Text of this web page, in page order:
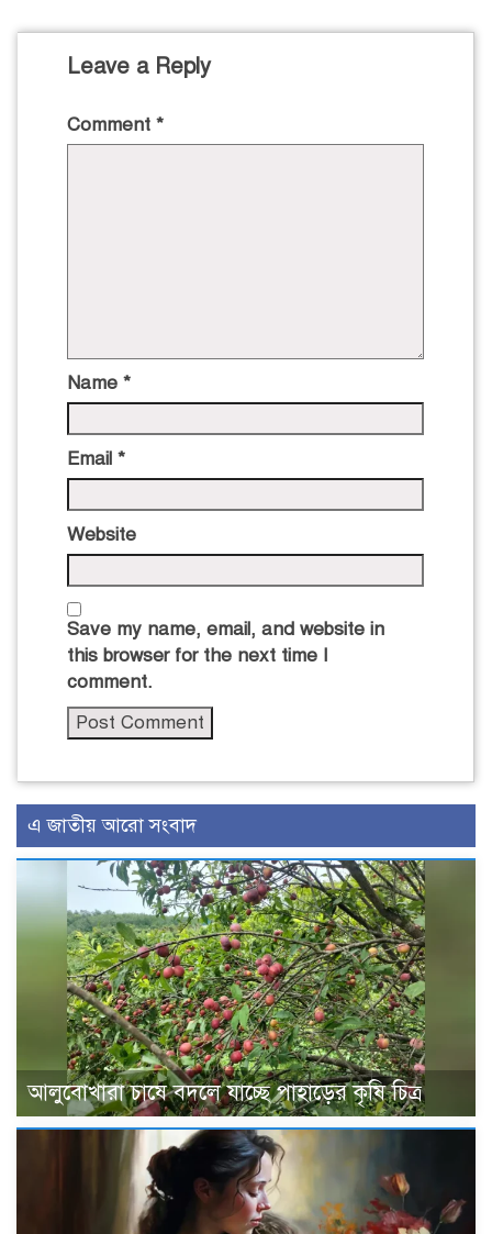
Leave a Reply
Comment *
Name *
Email *
Website
Save my name, email, and website in
this browser for the next time I
comment.
এ জাতীয় আরো সংবাদ
আলুবোখারা চাষে বদলে যাচ্ছে পাহাড়ের কৃষি চিত্র